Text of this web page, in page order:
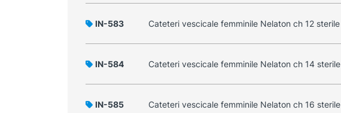
IN-583 Cateteri vescicale femminile Nelaton ch 12 sterile
IN-584 Cateteri vescicale femminile Nelaton ch 14 sterile
IN-585 Cateteri vescicale femminile Nelaton ch 16 sterile